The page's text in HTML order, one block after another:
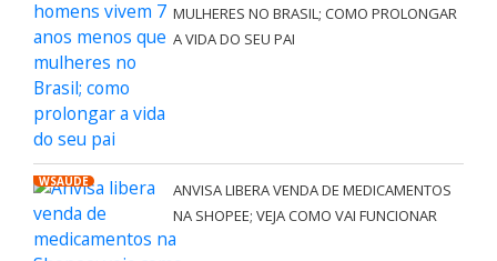
MULHERES NO BRASIL; COMO PROLONGAR
A VIDA DO SEU PAI
WSAÚDE
ANVISA LIBERA VENDA DE MEDICAMENTOS
NA SHOPEE; VEJA COMO VAI FUNCIONAR